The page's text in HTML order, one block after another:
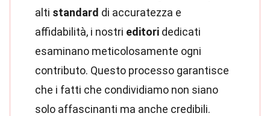
alti standard di accuratezza e
affidabilità, i nostri editori dedicati
esaminano meticolosamente ogni
contributo. Questo processo garantisce
che i fatti che condividiamo non siano
solo affascinanti ma anche credibili.